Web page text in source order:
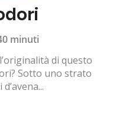
minuti
di questo
Sotto uno strato